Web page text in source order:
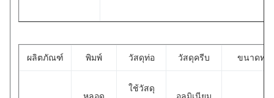
ผลิตภัณฑ์ พิมพ์ วัสดุท่อ วัสดุครีบ ขนาดท่อ
หลอด
ใช้วัสดุ
อลูมิเนียม